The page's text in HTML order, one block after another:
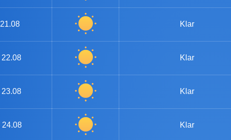
21.08 Klar
22.08 Klar
23.08 Klar
24.08 Klar